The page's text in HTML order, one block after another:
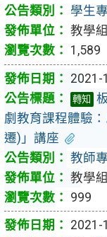
學生
教學組
1,589
2021-
轉知
劇教育課程體驗
遷)」講座
教師
教學組
999
2021-